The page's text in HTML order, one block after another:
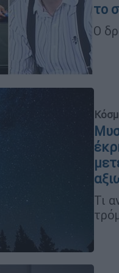
το
Ο
Τι